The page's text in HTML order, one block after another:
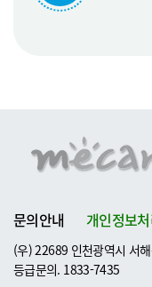
문의안내 개인정보
(우) 22689 인천광역시 서
등급문의. 1833-7435